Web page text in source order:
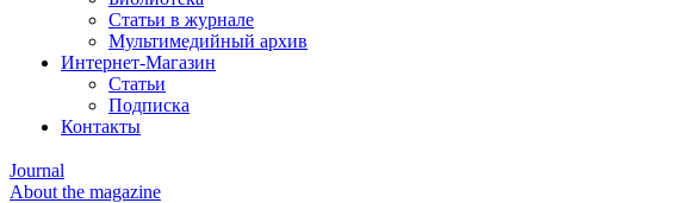
Статьи в журнале
Мультимедийный архив
Интернет-Магазин
Статьи
Подписка
Контакты
Journal
About the magazine